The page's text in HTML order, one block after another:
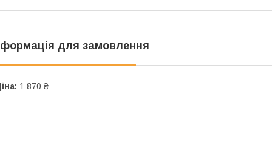
для замовлення
1 870 ₴